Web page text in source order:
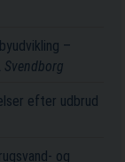
–
Svendborg
efter udbrud
og